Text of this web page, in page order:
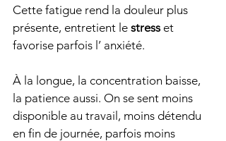
Cette fatigue rend la douleur plus
présente, entretient le stress et
favorise parfois l’ anxiété.
À la longue, la concentration baisse,
la patience aussi. On se sent moins
disponible au travail, moins détendu
en fin de journée, parfois moins